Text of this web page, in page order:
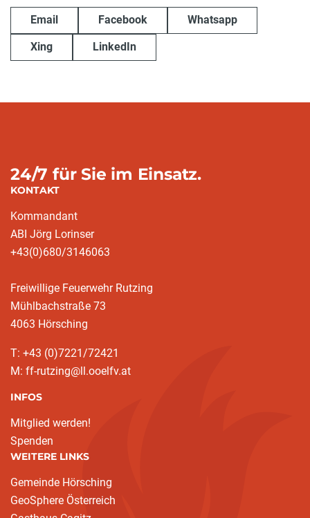
Email Facebook Whatsapp
Xing LinkedIn
24/7 für Sie im Einsatz.
KONTAKT
Kommandant
ABI Jörg Lorinser
+43(0)680/3146063
Freiwillige Feuerwehr Rutzing
Mühlbachstraße 73
4063 Hörsching
T: +43 (0)7221/72421
M: ff-rutzing@ll.ooelfv.at
INFOS
Mitglied werden!
Spenden
WEITERE LINKS
Gemeinde Hörsching
GeoSphere Österreich